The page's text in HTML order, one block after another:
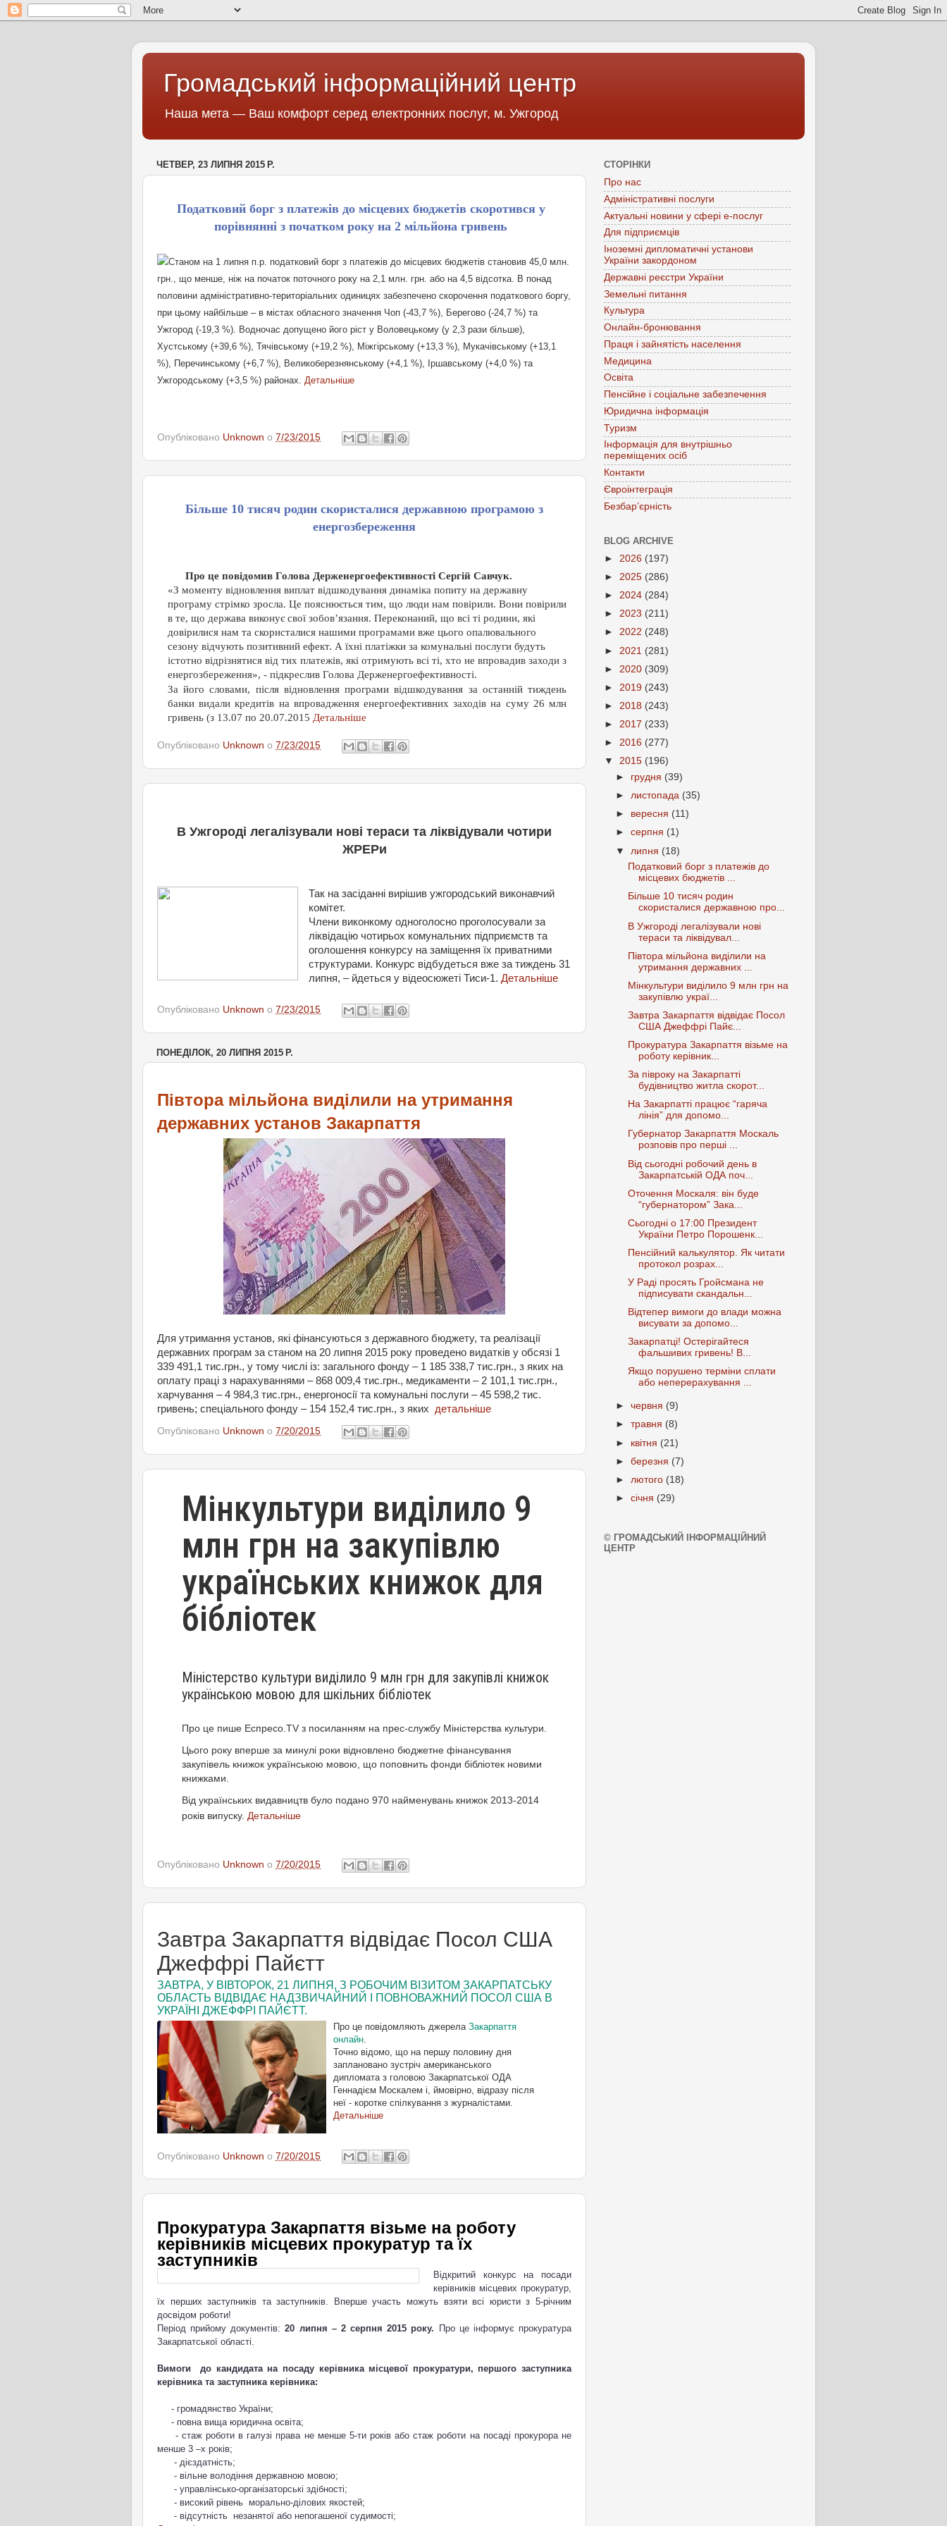
Громадський інформаційний центр
Наша мета — Ваш комфорт серед електронних послуг, м. Ужгород
ЧЕТВЕР, 23 ЛИПНЯ 2015 Р.
Податковий борг з платежів до місцевих бюджетів скоротився у
порівнянні з початком року на 2 мільйона гривень
Станом на 1 липня п.р. податковий борг з платежів до місцевих бюджетів становив 45,0 млн.
грн., що менше, ніж на початок поточного року на 2,1 млн. грн. або на 4,5 відсотка. В понад
половини адміністративно-територіальних одиницях забезпечено скорочення податкового боргу,
при цьому найбільше – в містах обласного значення Чоп (-43,7 %), Берегово (-24,7 %) та
Ужгород (-19,3 %). Водночас допущено його ріст у Воловецькому (у 2,3 рази більше),
Хустському (+39,6 %), Тячівському (+19,2 %), Міжгірському (+13,3 %), Мукачівському (+13,1
%), Перечинському (+6,7 %), Великоберезнянському (+4,1 %), Іршавському (+4,0 %) та
Ужгородському (+3,5 %) районах. Детальніше
Опубліковано Unknown о 7/23/2015
Більше 10 тисяч родин скористалися державною програмою з
енергозбереження
Про це повідомив Голова Держенергоефективності Сергій Савчук.
«З моменту відновлення виплат відшкодування динаміка попиту на державну
програму стрімко зросла. Це пояснюється тим, що люди нам повірили. Вони повірили
в те, що держава виконує свої зобов’язання. Переконаний, що всі ті родини, які
довірилися нам та скористалися нашими програмами вже цього опалювального
сезону відчують позитивний ефект. А їхні платіжки за комунальні послуги будуть
істотно відрізнятися від тих платежів, які отримують всі ті, хто не впровадив заходи з
енергозбереження», - підкреслив Голова Держенергоефективності.
За його словами, після відновлення програми відшкодування за останній тиждень
банки видали кредитів на впровадження енергоефективних заходів на суму 26 млн
гривень (з 13.07 по 20.07.2015 Детальніше
Опубліковано Unknown о 7/23/2015
В Ужгороді легалізували нові тераси та ліквідували чотири
ЖРЕРи
Так на засіданні вирішив ужгородський виконавчий
комітет.
Члени виконкому одноголосно проголосували за
ліквідацію чотирьох комунальних підприємств та
оголошення конкурсу на заміщення їх приватними
структурами. Конкурс відбудеться вже за тиждень 31
липня, – йдеться у відеосюжеті Тиси-1. Детальніше
Опубліковано Unknown о 7/23/2015
ПОНЕДІЛОК, 20 ЛИПНЯ 2015 Р.
Півтора мільйона виділили на утримання
державних установ Закарпаття
Для утримання установ, які фінансуються з державного бюджету, та реалізації
державних програм за станом на 20 липня 2015 року проведено видатків у обсязі 1
339 491,1 тис.грн., у тому числі із: загального фонду – 1 185 338,7 тис.грн., з яких на
оплату праці з нарахуваннями – 868 009,4 тис.грн., медикаменти – 2 101,1 тис.грн.,
харчування – 4 984,3 тис.грн., енергоносії та комунальні послуги – 45 598,2 тис.
гривень; спеціального фонду – 154 152,4 тис.грн., з яких детальніше
Опубліковано Unknown о 7/20/2015
Мінкультури виділило 9
млн грн на закупівлю
українських книжок для
бібліотек
Міністерство культури виділило 9 млн грн для закупівлі книжок
українською мовою для шкільних бібліотек
Про це пише Еспресо.TV з посиланням на прес-службу Міністерства культури.
Цього року вперше за минулі роки відновлено бюджетне фінансування
закупівель книжок українською мовою, що поповнить фонди бібліотек новими
книжками.
Від українських видавництв було подано 970 найменувань книжок 2013-2014
років випуску. Детальніше
Опубліковано Unknown о 7/20/2015
Завтра Закарпаття відвідає Посол США
Джеффрі Пайєтт
ЗАВТРА, У ВІВТОРОК, 21 ЛИПНЯ, З РОБОЧИМ ВІЗИТОМ ЗАКАРПАТСЬКУ
ОБЛАСТЬ ВІДВІДАЄ НАДЗВИЧАЙНИЙ І ПОВНОВАЖНИЙ ПОСОЛ США В
УКРАЇНІ ДЖЕФФРІ ПАЙЄТТ.
Про це повідомляють джерела Закарпаття
онлайн.
Точно відомо, що на першу половину дня
заплановано зустріч американського
дипломата з головою Закарпатської ОДА
Геннадієм Москалем і, ймовірно, відразу після
неї - коротке спілкування з журналістами.
Детальніше
Опубліковано Unknown о 7/20/2015
Прокуратура Закарпаття візьме на роботу
керівників місцевих прокуратур та їх
заступників
Відкритий конкурс на посади
керівників місцевих прокуратур,
їх перших заступників та заступників. Вперше участь можуть взяти всі юристи з 5-річним
досвідом роботи!
Період прийому документів:20 липня – 2 серпня 2015 року. Про це інформує прокуратура
Закарпатської області.
Вимоги до кандидата на посаду керівника місцевої прокуратури, першого заступника
керівника та заступника керівника:
- громадянство України;
- повна вища юридична освіта;
- стаж роботи в галузі права не менше 5-ти років або стаж роботи на посаді прокурора не
менше 3 –х років;
- дієздатність;
- вільне володіння державною мовою;
- управлінсько-організаторські здібності;
- високий рівень морально-ділових якостей;
- відсутність незанятої або непогашеної судимості;
СТОРІНКИ
Про нас
Адміністративні послуги
Актуальні новини у сфері е-послуг
Для підприємців
Іноземні дипломатичні установи
України закордоном
Державні реєстри України
Земельні питання
Культура
Онлайн-бронювання
Праця і зайнятість населення
Медицина
Освіта
Пенсійне і соціальне забезпечення
Юридична інформація
Туризм
Інформація для внутрішньо
переміщених осіб
Контакти
Євроінтеграція
Безбар’єрність
BLOG ARCHIVE
► 2026 (197)
► 2025 (286)
► 2024 (284)
► 2023 (211)
► 2022 (248)
► 2021 (281)
► 2020 (309)
► 2019 (243)
► 2018 (243)
► 2017 (233)
► 2016 (277)
▼ 2015 (196)
► грудня (39)
►листопада (35)
► вересня (11)
►серпня (1)
▼ липня (18)
Податковий борг з платежів до
місцевих бюджетів ...
Більше 10 тисяч родин
скористалися державною про...
В Ужгороді легалізували нові
тераси та ліквідувал...
Півтора мільйона виділили на
утримання державних ...
Мінкультури виділило 9 млн грн на
закупівлю украї...
Завтра Закарпаття відвідає Посол
США Джеффрі Пайє...
Прокуратура Закарпаття візьме на
роботу керівник...
За півроку на Закарпатті
будівництво житла скорот...
На Закарпатті працює “гаряча
лінія” для допомо...
Губернатор Закарпаття Москаль
розповів про перші ...
Від сьогодні робочий день в
Закарпатській ОДА поч...
Оточення Москаля: він буде
“губернатором” Зака...
Сьогодні о 17:00 Президент
України Петро Порошенк...
Пенсійний калькулятор. Як читати
протокол розрах...
У Раді просять Гройсмана не
підписувати скандальн...
Відтепер вимоги до влади можна
висувати за допомо...
Закарпатці! Остерігайтеся
фальшивих гривень! В...
Якщо порушено терміни сплати
або неперерахування ...
►червня (9)
►травня (8)
► квітня (21)
►березня (7)
► лютого (18)
►січня (29)
© ГРОМАДСЬКИЙ ІНФОРМАЦІЙНИЙ
ЦЕНТР